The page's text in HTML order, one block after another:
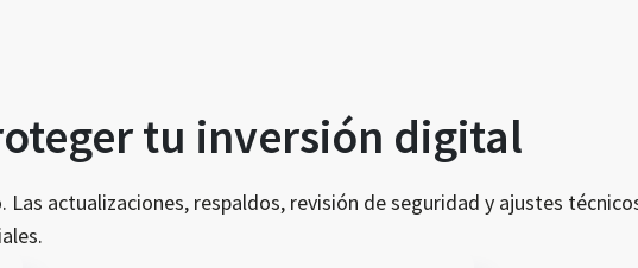
tu inversión digital
actualizaciones, respaldos, revisión de seguridad y ajustes